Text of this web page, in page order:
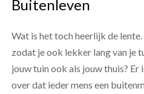
Buitenleven
Wat is het toch heerlijk de
zodat je ook lekker lang van je
jouw tuin ook als jouw thuis? Er
over dat ieder mens een